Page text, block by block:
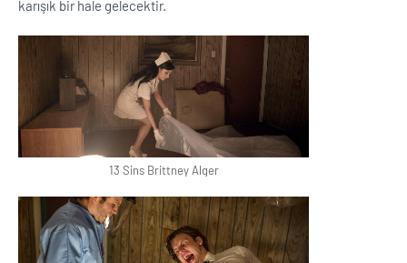
karışık bir hale gelecektir.
13 Sins Brittney Alger